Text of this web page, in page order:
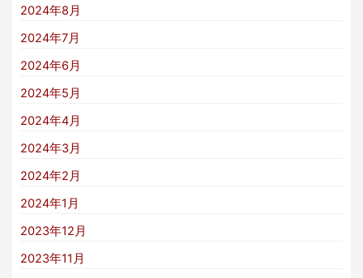
2024年8月
2024年7月
2024年6月
2024年5月
2024年4月
2024年3月
2024年2月
2024年1月
2023年12月
2023年11月